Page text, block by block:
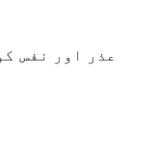
عذر اور نفس